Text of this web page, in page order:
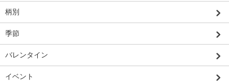
柄別
季節
バレンタイン
イベント